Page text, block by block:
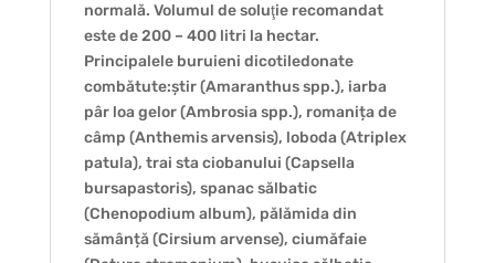
normală. Volumul de soluţie recomandat
este de 200 – 400 litri la hectar.
Principalele buruieni dicotiledonate
combătute:știr (Amaranthus spp.), iarba
pâr loa gelor (Ambrosia spp.), romanița de
câmp (Anthemis arvensis), loboda (Atriplex
patula), trai sta ciobanului (Capsella
bursapastoris), spanac sălbatic
(Chenopodium album), pălămida din
sămânță (Cirsium arvense), ciumăfaie